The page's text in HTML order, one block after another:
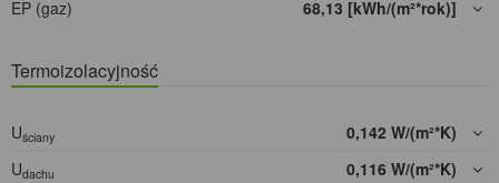
EP (gaz)
68,13 [kWh/(m²*rok)]
Termoizolacyjność
Uściany
0,142 W/(m²*K)
Udachu
0,116 W/(m²*K)